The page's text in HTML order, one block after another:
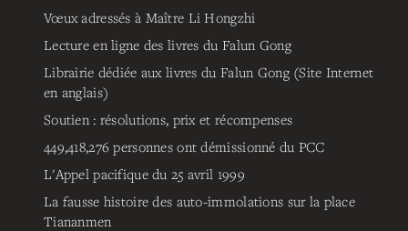
Vœux adressés à Maître Li Hongzhi
Lecture en ligne des livres du Falun Gong
Librairie dédiée aux livres du Falun Gong (Site Internet
en anglais)
Soutien : résolutions, prix et récompenses
449,418,276 personnes ont démissionné du PCC
L'Appel pacifique du 25 avril 1999
La fausse histoire des auto-immolations sur la place
Tiananmen